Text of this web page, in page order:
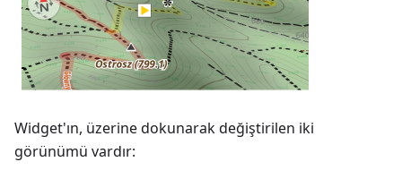
Widget'ın, üzerine dokunarak değiştirilen iki
görünümü vardır: